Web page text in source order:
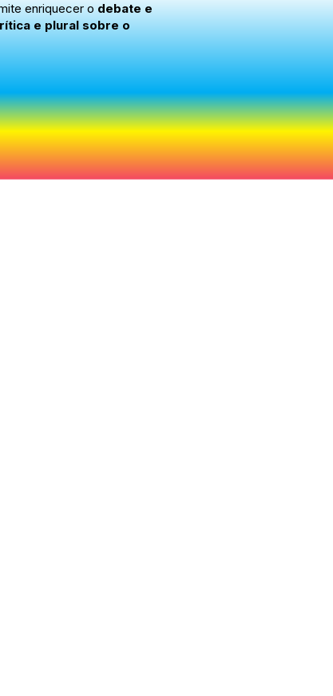
enriquecer odebate e
e plural sobre o